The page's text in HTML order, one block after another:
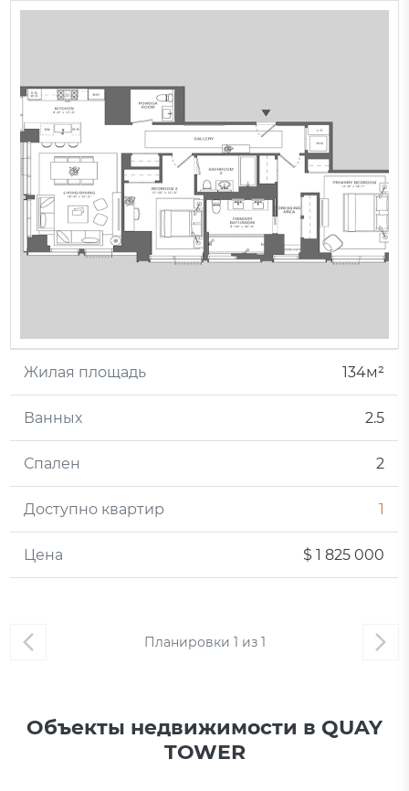
Планировки 1 из 1
Жилая площадь 134м²
Ванных 2.5
Спален 2
Доступно квартир 1
Цена $ 1 825 000
Объекты недвижимости в QUAY
TOWER